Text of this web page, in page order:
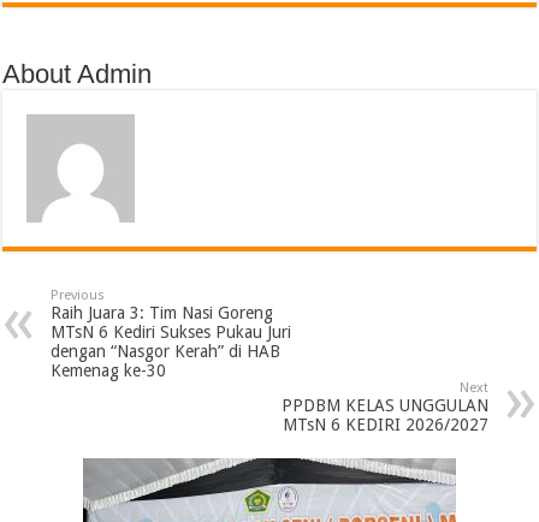
About Admin
Previous
Raih Juara 3: Tim Nasi Goreng
MTsN 6 Kediri Sukses Pukau Juri
dengan “Nasgor Kerah” di HAB
Kemenag ke-30
Next
PPDBM KELAS UNGGULAN
MTsN 6 KEDIRI 2026/2027